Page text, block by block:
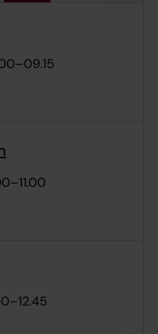
–09.15
–11.00
–12.45